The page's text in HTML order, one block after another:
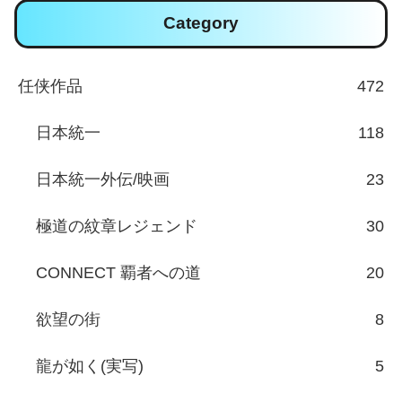
Category
任侠作品 472
日本統一 118
日本統一外伝/映画 23
極道の紋章レジェンド 30
CONNECT 覇者への道 20
欲望の街 8
龍が如く(実写) 5